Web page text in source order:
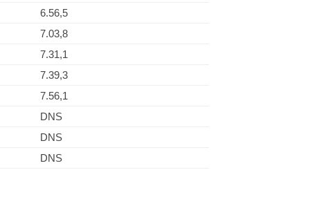
6.56,5
7.03,8
7.31,1
7.39,3
7.56,1
DNS
DNS
DNS